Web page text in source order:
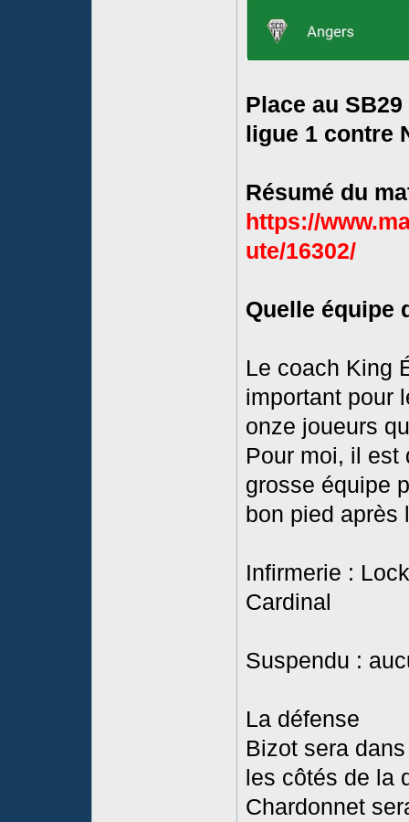
Place au
ligue 1 contre
Résumé du
https://
ute/16302/
Quelle équipe
Le coach King
important pour
onze joueurs
Pour moi, il est
grosse équipe
bon pied après
Infirmerie :
Cardinal
Suspendu :
La défense
Bizot sera
les côtés de la
Chardonnet